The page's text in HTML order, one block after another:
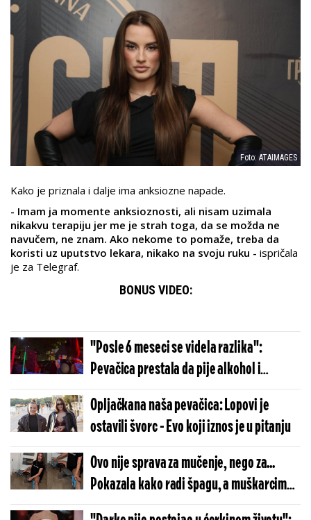
Foto: ATAIMAGES
Kako je priznala i dalje ima anksiozne napade.
- Imam ja momente anksioznosti, ali nisam uzimala
nikakvu terapiju jer me je strah toga, da se možda ne
navučem, ne znam. Ako nekome to pomaže, treba da
koristi uz uputstvo lekara, nikako na svoju ruku - ispričala
je za Telegraf.
BONUS VIDEO:
"Posle 6 meseci se videla razlika":
Pevačica prestala da pije alkohol i
doživela veliku promenu
Opljačkana naša pevačica: Lopovi je
ostavili švorc - Evo koji iznos je u pitanju
Ovo nije sprava za mučenje, nego za...
Pokazala kako radi špagu, a muškarcima
pale vilice (VIDEO)